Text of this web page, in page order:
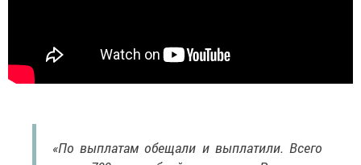
«По выплатам обещали и выплатили. Всего